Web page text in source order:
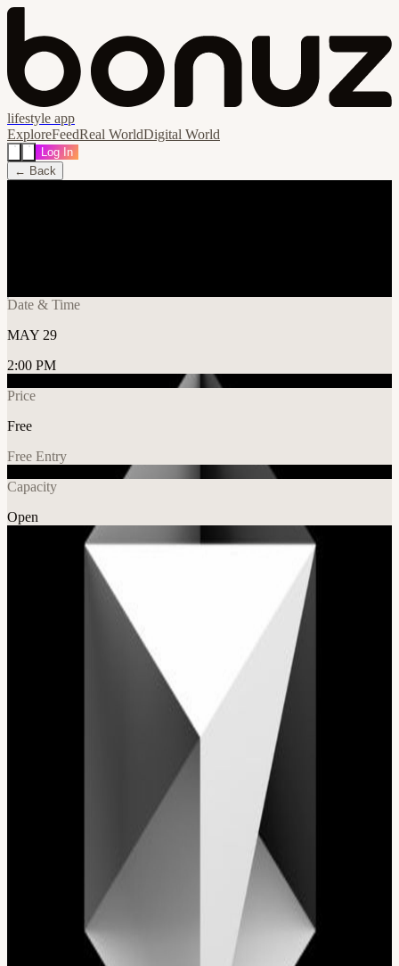
lifestyle app
ExploreFeedReal WorldDigital World
Log In
← Back
Date & Time
MAY 29
2:00 PM
Price
Free
Free Entry
Capacity
Open
El Cursor Hackathon Cartagena en el marco del Genius Fest es un
reto intensivo de construcción en vivo donde desarrolladores,
diseñadores y creadores se reúnen para transformar ideas en
soluciones reales en apenas 3 horas. Cursor es el editor de código
impulsado por IA que está redefiniendo la forma de programar, este
hackathon pone a prueba la velocidad, la creatividad y la capacidad